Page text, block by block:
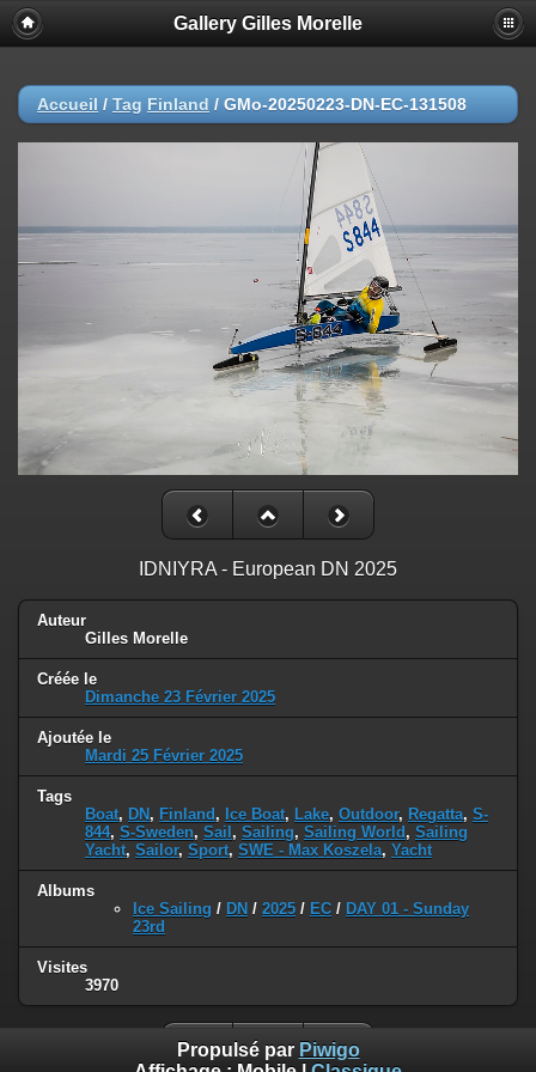
Gallery Gilles Morelle
Accueil / Tag Finland / GMo-20250223-DN-EC-131508
IDNIYRA - European DN 2025
Auteur
Gilles Morelle
Créée le
Dimanche 23 Février 2025
Ajoutée le
Mardi 25 Février 2025
Tags
Boat, DN , Finland , Ice Boat, Lake, Outdoor, Regatta, S-
844, S-Sweden, Sail , Sailing, Sailing World , Sailing
Yacht, Sailor, Sport, SWE - Max Koszela, Yacht
Albums
Ice Sailing / DN / 2025 / EC / DAY 01 - Sunday
23rd
Visites
3970
Propulsé par Piwigo